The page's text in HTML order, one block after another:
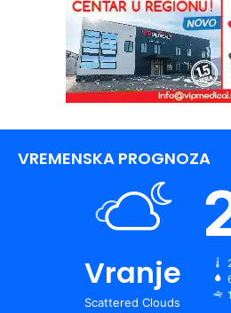
VREMENSKA PROGNOZA
Vranje
Scattered Clouds